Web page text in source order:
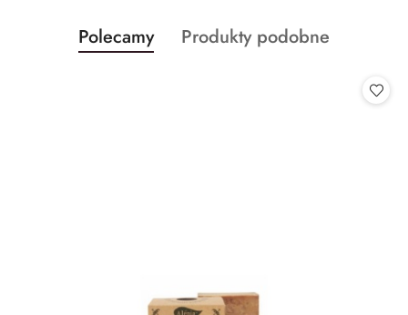
Pomiń karuzelę produktów
Produkty
o
Polecamy
Produkty
Produkty podobne